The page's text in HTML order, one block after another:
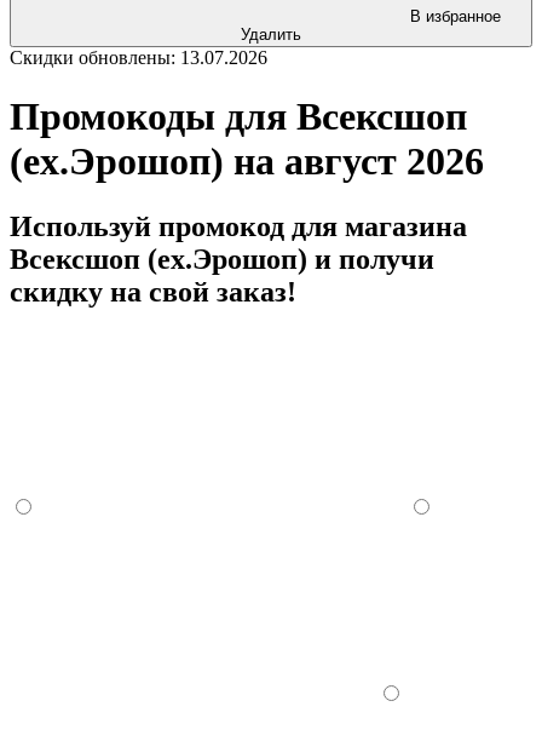
В избранное
Удалить
Скидки обновлены: 13.07.2026
Промокоды для Всексшоп
(ex.Эрошоп) на август 2026
Используй промокод для магазина
Всексшоп (ex.Эрошоп) и получи
скидку на свой заказ!